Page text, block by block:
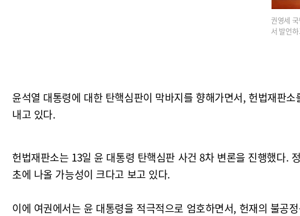
권영세
서 발언
윤석열 대통령에 대한 탄핵심판이 막바지를 향해가면서, 헌법재판
내고 있다.
헌법재판소는 13일 윤 대통령 탄핵심판 사건 8차 변론을 진행했다.
초에 나올 가능성이 크다고 보고 있다.
이에 여권에서는 윤 대통령을 적극적으로 엄호하면서, 헌재의 불공